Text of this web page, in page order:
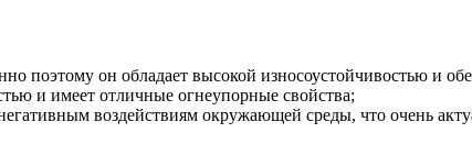
поэтому он обладает высокой износоустойчивостью и
и имеет отличные огнеупорные свойства;
воздействиям окружающей среды, что очень